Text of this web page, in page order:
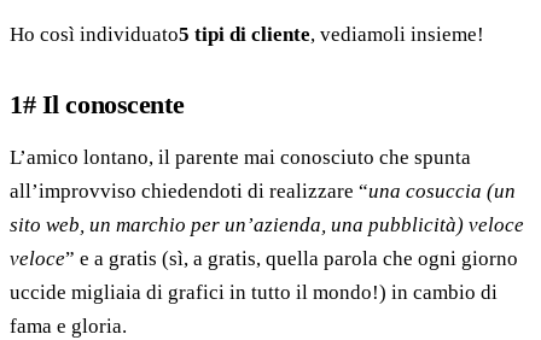
Ho così individuato5 tipi di cliente, vediamoli insieme!
1# Il conoscente
L’amico lontano, il parente mai conosciuto che spunta
all’improvviso chiedendoti di realizzare “una cosuccia (un
sito web, un marchio per un’azienda, una pubblicità) veloce
veloce” e a gratis (sì, a gratis, quella parola che ogni giorno
uccide migliaia di grafici in tutto il mondo!) in cambio di
fama e gloria.